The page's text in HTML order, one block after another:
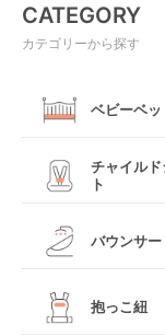
CATEGORY
カテゴリーから探す
ベビーベッ
すべて
レギュラーサイズベ
ベッドインベッド
チャイルド
ト
すべて
バウンサー
すべて
抱っこ紐